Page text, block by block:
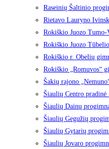
Raseinių Šaltinio
Rietavo Lauryno
Rokiškio Juozo Tumo-
Rokiškio Juozo
Rokiškio r. Obelių
Rokiškio „Romuvos“
Šakių rajono
Šiaulių Centro pradinė
Šiaulių Dainų
Šiaulių Gegužių
Šiaulių Gytarių
Šiaulių Jovaro